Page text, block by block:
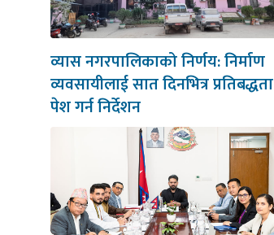
व्यास नगरपालिकाको निर्णय: निर्माण
व्यवसायीलाई सात दिनभित्र प्रतिबद्धता
पेश गर्न निर्देशन